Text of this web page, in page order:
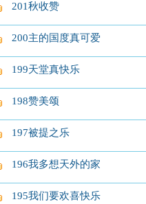
201秋收赞
200主的国度真可爱
199天堂真快乐
198赞美颂
197被提之乐
196我多想天外的家
195我们要欢喜快乐